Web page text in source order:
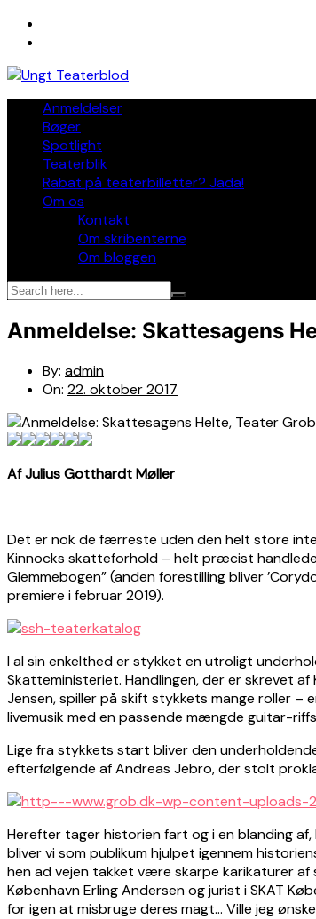
Skip
Anmeldelser
Bøger
Spotlight
Teaterblik
Rabat på teaterbilletter? Jada!
Om os
Kontakt
Om skribenterne
Om bloggen
Anmeldelse: Skattesagens
By: admin
On: 22. oktober 2017
Af Julius Gotthardt Møller
Det er nok de færreste uden den helt store
Kinnocks skatteforhold – helt præcist
Glemmebogen” (anden forestilling bliver
premiere i februar 2019).
I al sin enkelthed er stykket en utroligt
Skatteministeriet. Handlingen, der er skrevet
Jensen, spiller på skift stykkets mange roller –
livemusik med en passende mængde guitar-
Lige fra stykkets start bliver den
efterfølgende af Andreas Jebro, der stolt
Herefter tager historien fart og i en blanding
bliver vi som publikum hjulpet igennem
hen ad vejen takket være skarpe karikaturer
København Erling Andersen og jurist i SKAT
for igen at misbruge deres magt… Ville jeg